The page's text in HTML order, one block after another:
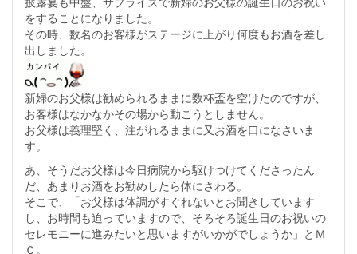
をすることになりました。
その時、数名のお客様がステージに上がり何度もお酒を差し
出しました。
新婦のお父様は勧められるままに数杯盃を空けたのですが、
お客様はなかなかその場から動こうとしません。
お父様は義理堅く、注がれるままに又お酒を口になさいま
す。
あ、そうだお父様は今日病院から駆けつけてくださったん
だ、あまりお酒をお勧めしたら体にさわる。
そこで、「お父様は体調がすぐれないとお聞きしています
し、お時間も迫っていますので、そろそろ誕生日のお祝いの
セレモニーに進みたいと思いますがいかがでしょうか」とＭ
Ｃ。